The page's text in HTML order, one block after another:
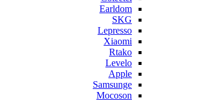
Earldom
SKG
Lepresso
Xiaomi
Rtako
Levelo
Apple
Samsunge
Mocoson